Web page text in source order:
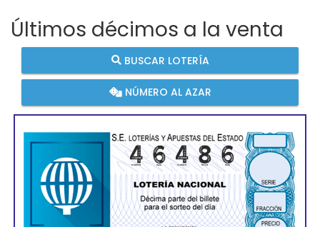
Últimos décimos a la venta
BUSCAR LOTERÍA
NÚMERO AL AZAR